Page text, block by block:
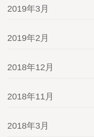
2019年3月
2019年2月
2018年12月
2018年11月
2018年3月